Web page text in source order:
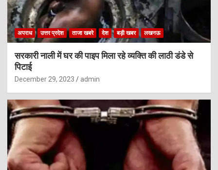
अपराध उत्तर प्रदेश ताजा खबरे देश बड़ी खबर लखनऊ
सरकारी नाली में घर की पाइप मिला रहे व्यक्ति की लाठी डंडे से
पिटाई
December 29, 2023 admin